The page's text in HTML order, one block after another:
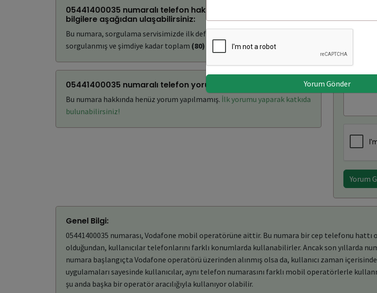
05441400035 numaralı telefon hakkında bulunan detaylı
bilgilere aşağıdan ulaşabilirsiniz:
Bu numara, sorgulama servisimizde ilk defa
sorgulanmış ve şimdiye kadar toplam (80) kez aranmıştır.
05441400035 numaralı telefon yorumları: (0)
Bu numara hakkında henüz yorum yapılmamış. İlk yorumu yaparak katkıda
bulunabilirsiniz!
Yorum
Genel Bilgi:
05441400035 numarası, Vodafone mobil operatörüne aittir. Bu numara bir cep telefonu
olduğundan, kullanıcılar telefonlarını farklı konumlarda kullanabilirler. Ancak son yıllarda
numara başlangıçta Vodafone operatörü üzerinden alınmış olsa da, kullanıcı zaman
uygulamaları sayesinde kullanıcılar, aynı telefon numarasını farklı mobil operatörlerle
şu anda başka bir operatör aracılığıyla kullanıyor olabilir.
Yorum Gönder